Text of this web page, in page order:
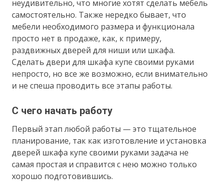
неудивительно, что многие хотят сделать мебель
самостоятельно. Также нередко бывает, что
мебели необходимого размера и функционала
просто нет в продаже, как, к примеру,
раздвижных дверей для ниши или шкафа.
Сделать двери для шкафа купе своими руками
непросто, но все же возможно, если внимательно
и не спеша проводить все этапы работы.
С чего начать работу
Первый этап любой работы — это тщательное
планирование, так как изготовление и установка
дверей шкафа купе своими руками задача не
самая простая и справится с нею можно только
хорошо подготовившись.